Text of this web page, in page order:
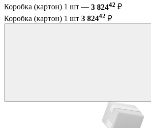
Коробка (картон) 1 шт — 3 82442 ₽
Коробка (картон) 1 шт 3 82442 ₽